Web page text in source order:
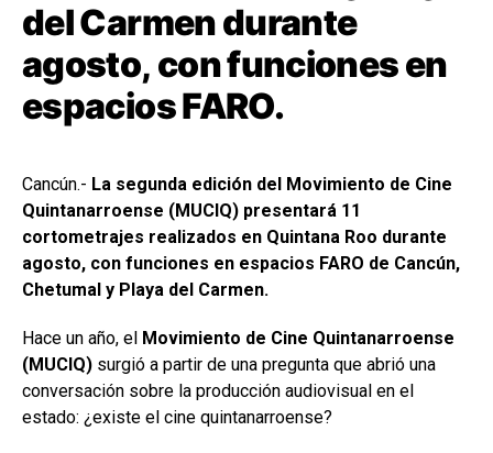
del Carmen durante
agosto, con funciones en
espacios FARO.
Cancún.- La segunda edición del Movimiento de Cine
Quintanarroense (MUCIQ) presentará 11
cortometrajes realizados en Quintana Roo durante
agosto, con funciones en espacios FARO de Cancún,
Chetumal y Playa del Carmen.
Hace un año, el Movimiento de Cine Quintanarroense
(MUCIQ) surgió a partir de una pregunta que abrió una
conversación sobre la producción audiovisual en el
estado: ¿existe el cine quintanarroense?